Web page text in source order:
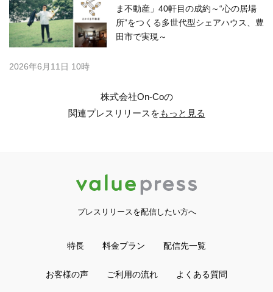
ま不動産」40軒目の成約～“心の居場
所”をつくる多世代型シェアハウス、豊
田市で実現～
2026年6月11日 10時
株式会社On-Coの
関連プレスリリースをもっと見る
プレスリリースを配信したい方へ
特長 料金プラン 配信先一覧
お客様の声 ご利用の流れ よくある質問